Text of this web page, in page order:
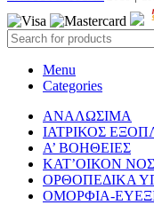
Menu
Categories
ΑΝΑΛΩΣΙΜΑ
ΙΑΤΡΙΚΟΣ
Α’ ΒΟΗΘΕΙΕΣ
ΚΑΤ’ΟΙΚΟΝ
ΟΡΘΟΠΕΔΙΚΑ
ΟΜΟΡΦΙΑ-